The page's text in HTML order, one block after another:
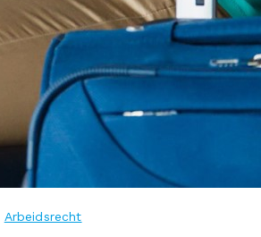
Arbeidsrecht